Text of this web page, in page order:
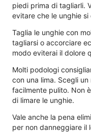
piedi prima di tagliarli.
evitare che le unghie
Taglia le unghie con
tagliarsi o accorciare
modo eviterai il dolore
Molti podologi
con una lima. Scegli
facilmente pulito. Non
di limare le unghie.
Vale anche la pena
per non danneggiare il